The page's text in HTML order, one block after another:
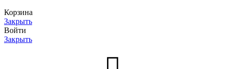
Корзина
Закрыть
Войти
Закрыть